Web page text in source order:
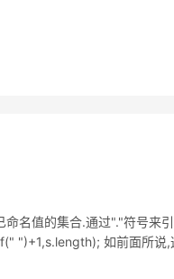
名值的集合.通过"."符号
")+1,s.length); 如前面所说